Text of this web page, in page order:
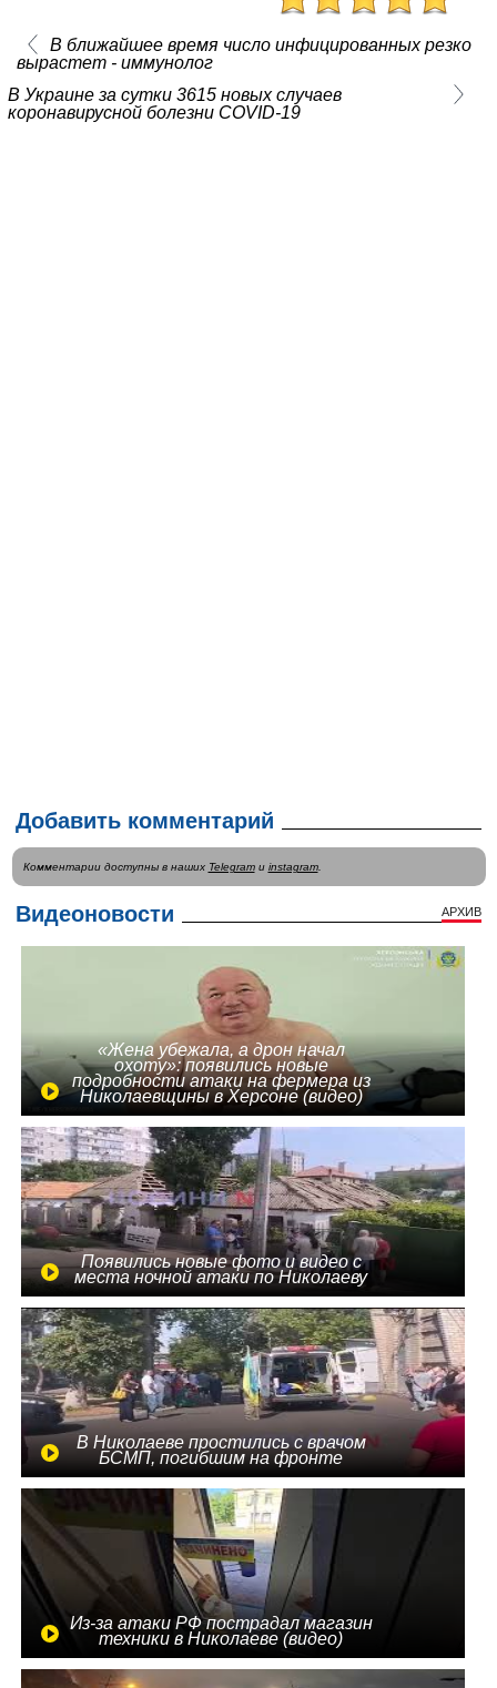
В ближайшее время число инфицированных резко
вырастет - иммунолог
В Украине за сутки 3615 новых случаев
коронавирусной болезни COVID-19
Добавить комментарий
Комментарии доступны в наших Telegramи instagram.
Видеоновости АРХИВ
«Жена убежала, а дрон начал
охоту»: появились новые
подробности атаки на фермера из
Николаевщины в Херсоне (видео)
Появились новые фото и видео с
места ночной атаки по Николаеву
В Николаеве простились с врачом
БСМП, погибшим на фронте
Из-за атаки РФ пострадал магазин
техники в Николаеве (видео)